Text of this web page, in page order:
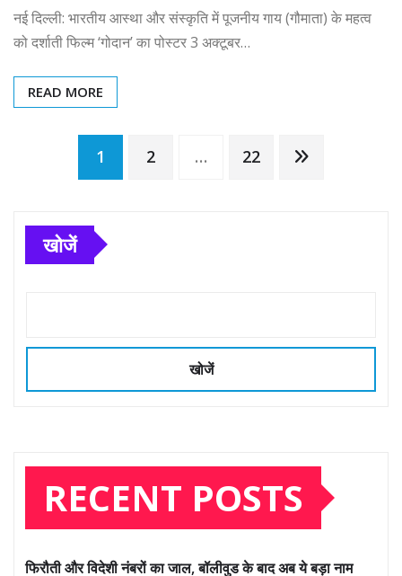
नई दिल्ली: भारतीय आस्था और संस्कृति में पूजनीय गाय (गौमाता) के महत्व
को दर्शाती फिल्म ‘गोदान’ का पोस्टर 3 अक्टूबर…
READ MORE
Posts
pagination
1 2 … 22
खोजें
खोजें
RECENT POSTS
फिरौती और विदेशी नंबरों का जाल, बॉलीवुड के बाद अब ये बड़ा नाम